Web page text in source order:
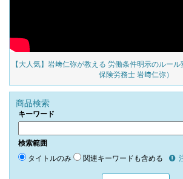
【大人気】岩﨑仁弥が教える 労働条件明示のルー
保険労務士 岩﨑仁弥）
商品検索
キーワード
検索範囲
タイトルのみ 関連キーワードも含める